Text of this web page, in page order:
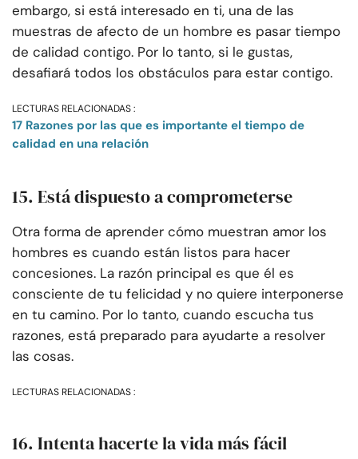
embargo, si está interesado en ti, una de las
muestras de afecto de un hombre es pasar tiempo
de calidad contigo. Por lo tanto, si le gustas,
desafiará todos los obstáculos para estar contigo.
LECTURAS RELACIONADAS :
17 Razones por las que es importante el tiempo de
calidad en una relación
15. Está dispuesto a comprometerse
Otra forma de aprender cómo muestran amor los
hombres es cuando están listos para hacer
concesiones. La razón principal es que él es
consciente de tu felicidad y no quiere interponerse
en tu camino. Por lo tanto, cuando escucha tus
razones, está preparado para ayudarte a resolver
las cosas.
LECTURAS RELACIONADAS :
16. Intenta hacerte la vida más fácil